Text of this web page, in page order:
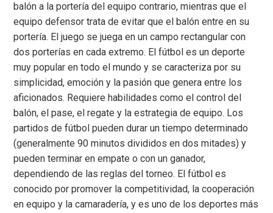
balón a la portería del equipo contrario, mientras que el
equipo defensor trata de evitar que el balón entre en su
portería. El juego se juega en un campo rectangular con
dos porterías en cada extremo. El fútbol es un deporte
muy popular en todo el mundo y se caracteriza por su
simplicidad, emoción y la pasión que genera entre los
aficionados. Requiere habilidades como el control del
balón, el pase, el regate y la estrategia de equipo. Los
partidos de fútbol pueden durar un tiempo determinado
(generalmente 90 minutos divididos en dos mitades) y
pueden terminar en empate o con un ganador,
dependiendo de las reglas del torneo. El fútbol es
conocido por promover la competitividad, la cooperación
en equipo y la camaradería, y es uno de los deportes más